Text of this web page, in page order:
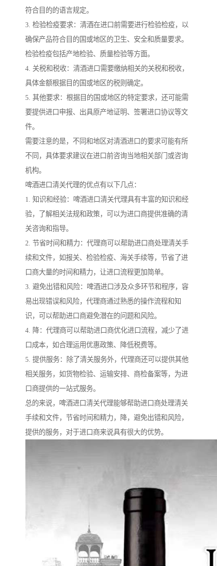
符合目的的语言规定。
3. 检验检疫要求：清酒在进口前需要进行检验检疫，以
确保产品符合目的国或地区的卫生、安全和质量要求。
检验检疫包括产地检验、质量检验等方面。
4. 关税和税收：清酒进口需要缴纳相关的关税和税收，
具体金额根据目的国或地区的税则确定。
5. 其他要求：根据目的国或地区的特定要求，还可能需
要提供进口申报、出具原产地证明、签署进口协议等文
件。
需要注意的是，不同和地区对清酒进口的要求可能有所
不同，具体要求建议在进口前咨询当地相关部门或咨询
机构。
啤酒进口清关代理的优点有以下几点：
1. 知识和经验：啤酒进口清关代理具有丰富的知识和经
验，了解相关法规和政策，可以为进口商提供准确的清
关咨询和指导。
2. 节省时间和精力：代理商可以帮助进口商处理清关手
续和文件，如报关、检验检疫、海关手续等，节省了进
口商大量的时间和精力，让进口流程更加简单。
3. 避免出错和风险：啤酒进口涉及众多环节和程序，容
易出现错误和风险，代理商通过熟悉的操作流程和知
识，可以帮助进口商避免潜在的问题和风险。
4. 降：代理商可以帮助进口商优化进口流程，减少了进
口成本，如合理运用优惠政策、降低税费等。
5. 提供服务：除了清关服务外，代理商还可以提供其他
相关服务，如货物检验、运输安排、商检备案等，为进
口商提供的一站式服务。
总的来说，啤酒进口清关代理能够帮助进口商处理清关
手续和文件，节省时间和精力，降，避免出错和风险，
提供的服务，对于进口商来说具有很大的优势。